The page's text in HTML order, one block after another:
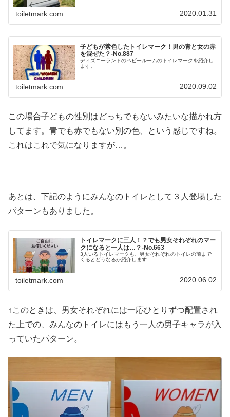
toiletmark.com 2020.01.31
子どもが紫色したトイレマーク！男の青と女の赤
を混ぜた？‐No.887
ディズニーランドのベビールームのトイレマークを紹介し
ます。
toiletmark.com 2020.09.02
この場合子どもの性別はどっちでもないみたいな描かれ方
してます。青でも赤でもない別の色、という感じですね。
これはこれで気になりますが…。
あとは、下記のようにみんなのトイレとして３人登場した
パターンもありました。
トイレマークに三人！？でも男女それぞれのマー
クになると一人は…？‐No.663
3人いるトイレマークも、男女それぞれのトイレの前まで
くるとどうなるか紹介します
toiletmark.com 2020.06.02
↑このときは、男女それぞれには一応ひとりずつ配置され
た上での、みんなのトイレにはもう一人の男子キャラが入
っていたパターン。